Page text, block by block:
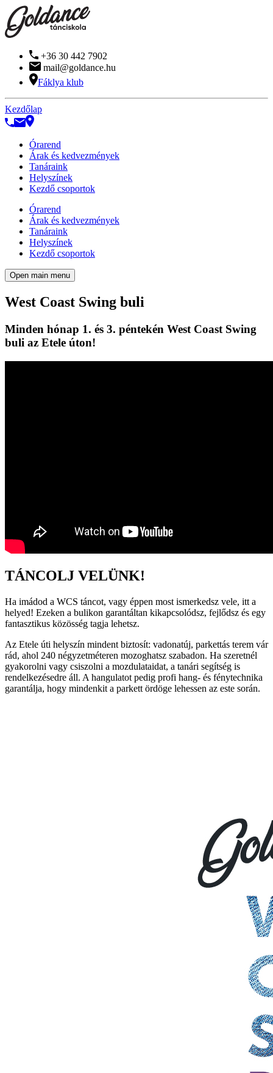
+36 30 442 7902
mail@goldance.hu
Fáklya klub
Kezdőlap
Órarend
Árak és kedvezmények
Tanáraink
Helyszínek
Kezdő csoportok
Órarend
Árak és kedvezmények
Tanáraink
Helyszínek
Kezdő csoportok
Open main menu
West Coast Swing buli
Minden hónap 1. és 3. péntekén West Coast Swing
buli az Etele úton!
TÁNCOLJ VELÜNK!
Ha imádod a WCS táncot, vagy éppen most ismerkedsz vele, itt a
helyed! Ezeken a bulikon garantáltan kikapcsolódsz, fejlődsz és egy
fantasztikus közösség tagja lehetsz.
Az Etele úti helyszín mindent biztosít: vadonatúj, parkettás terem vár
rád, ahol 240 négyzetméteren mozoghatsz szabadon. Ha szeretnél
gyakorolni vagy csiszolni a mozdulataidat, a tanári segítség is
rendelkezésedre áll. A hangulatot pedig profi hang- és fénytechnika
garantálja, hogy mindenkit a parkett ördöge lehessen az este során.